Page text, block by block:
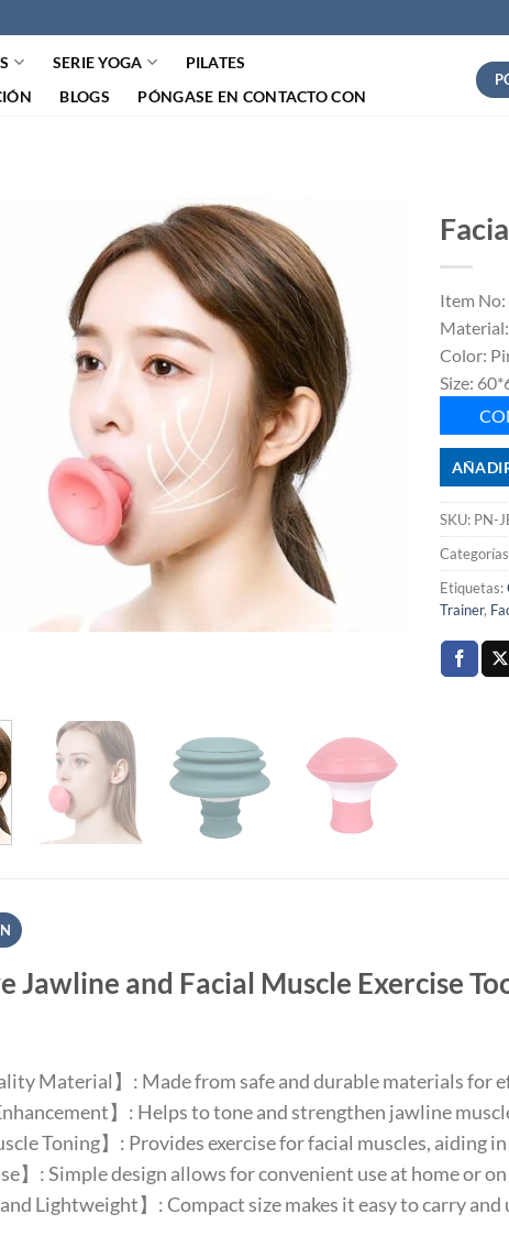
SERIE YOGA
PILATES
BLOGS PÓNGASE EN CONTACTO CON
Item
Color:
Size:
SKU: PN-
Etiquetas:
Trainer,
Jawline and Facial Muscle Exercise
Material】: Made from safe and durable materials for
】: Helps to tone and strengthen jawline
Toning】: Provides exercise for facial muscles, aiding
】: Simple design allows for convenient use at home or
and Lightweight】: Compact size makes it easy to carry and